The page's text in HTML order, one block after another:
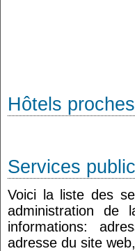
Hôtels
Services
Voici la liste des
administration de
informations:
adresse du site